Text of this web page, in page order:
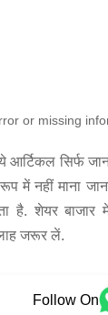
or missing
आर्टिकल सिर्फ
में नहीं माना
है. शेयर
जरूर लें.
Follow On